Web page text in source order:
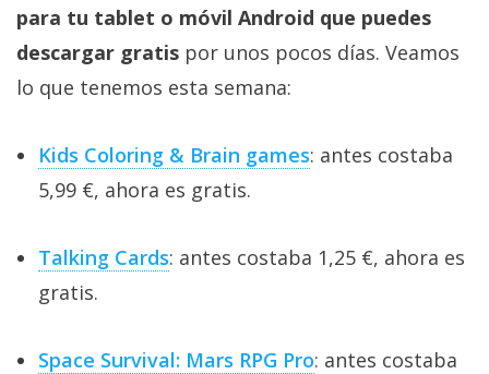
para tu tablet o móvil Android que puedes
descargar gratis por unos pocos días. Veamos
lo que tenemos esta semana:
Kids Coloring & Brain games: antes costaba
5,99 €, ahora es gratis.
Talking Cards: antes costaba 1,25 €, ahora es
gratis.
Space Survival: Mars RPG Pro: antes costaba